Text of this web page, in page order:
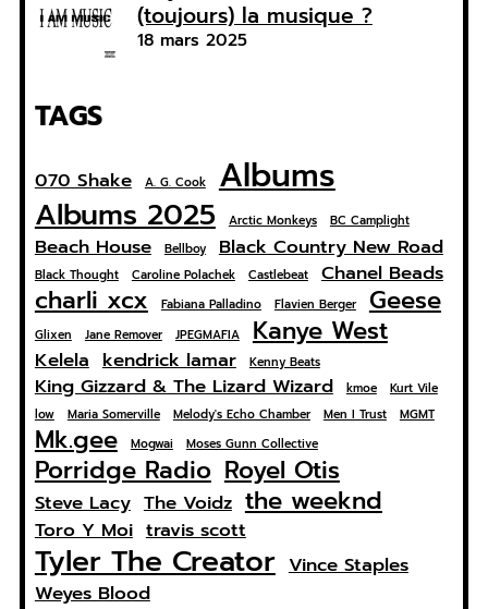
(toujours) la musique ?
18 mars 2025
TAGS
070 Shake A. G. Cook Albums
Albums 2025 Arctic Monkeys BC Camplight
Beach House Bellboy Black Country New Road
Black Thought Caroline Polachek Castlebeat Chanel Beads
charli xcx Fabiana Palladino Flavien Berger Geese
Glixen Jane Remover JPEGMAFIA Kanye West
Kelela kendrick lamar Kenny Beats
King Gizzard & The Lizard Wizard kmoe
Kurt Vile
low
Maria Somerville Melody's Echo Chamber Men I Trust MGMT
Mk.gee Mogwai Moses Gunn Collective
Porridge Radio Royel Otis
Steve Lacy The Voidz the weeknd
Toro Y Moi travis scott
Tyler The Creator Vince Staples
Weyes Blood